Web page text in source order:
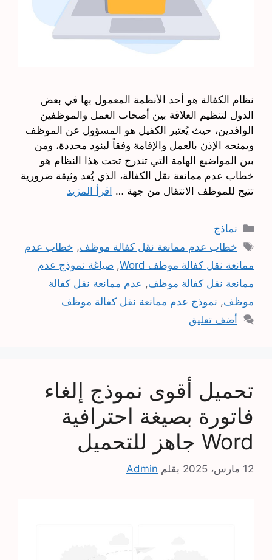
نظام الكفالة هو أحد الأنظمة المعمول بها في بعض
الدول لتنظيم العلاقة بين أصحاب العمل والموظفين
الوافدين، حيث يُعتبر الكفيل هو المسؤول عن الموظف
ويمنحه الإذن بالعمل والإقامة وفقاً لبنود محددة، ومن
بين المواضيع الهامة التي تندرج تحت هذا النظام هو
خطاب عدم ممانعة نقل الكفالة، الذي يُعد وثيقة ضرورية
تتيح للموظف الانتقال من جهة … اقرأ المزيد
التصنيفات
نماذج
الوسوم
خطاب عدم ممانعة نقل كفالة موظف, خطاب عدم
ممانعة نقل كفالة موظف Word
, صياغة نموذج عدم
ممانعة نقل كفالة موظف, عدم ممانعة نقل كفالة
موظف, نموذج عدم ممانعة نقل كفالة موظف
أضف تعليق
تحميل أقوى نموذج إلغاء
فاتورة بصيغة احترافية
Word جاهز للتحميل
12 مارس، 2025 بقلم Admin